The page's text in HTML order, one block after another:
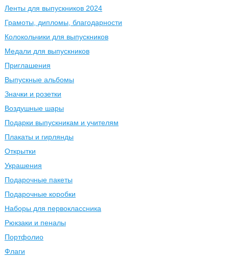
Ленты для выпускников 2024
Грамоты, дипломы, благодарности
Колокольчики для выпускников
Медали для выпускников
Приглашения
Выпускные альбомы
Значки и розетки
Воздушные шары
Подарки выпускникам и учителям
Плакаты и гирлянды
Открытки
Украшения
Подарочные пакеты
Подарочные коробки
Наборы для первоклассника
Рюкзаки и пеналы
Портфолио
Флаги